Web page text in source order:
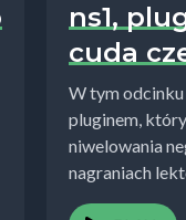
ns1,
cuda
W tym
pluginem,
niwelowania
nagraniach
podcastach